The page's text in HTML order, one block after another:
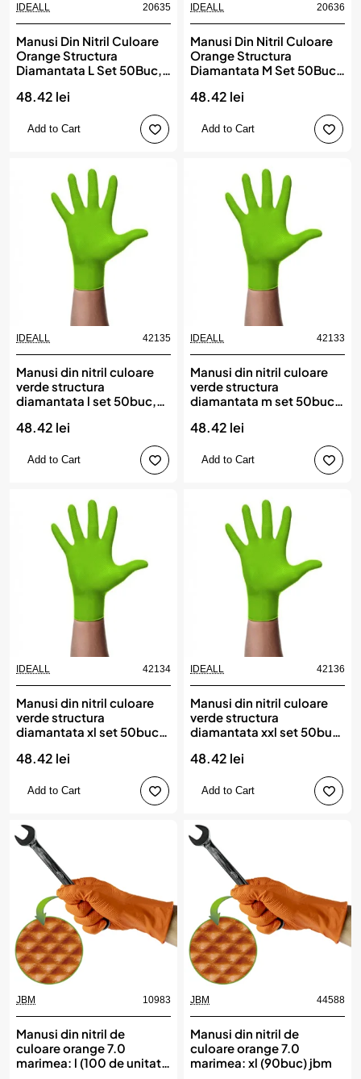
IDEALL 20635
Manusi Din Nitril Culoare
Orange Structura
Diamantata L Set 50Buc,
48.42 lei
Add to Cart
IDEALL 20636
Manusi Din Nitril Culoare
Orange Structura
Diamantata M Set 50Buc,
48.42 lei
Add to Cart
IDEALL 42135
Manusi din nitril culoare
verde structura
diamantata l set 50buc,
48.42 lei
Add to Cart
IDEALL 42133
Manusi din nitril culoare
verde structura
diamantata m set 50buc,
48.42 lei
Add to Cart
IDEALL 42134
Manusi din nitril culoare
verde structura
diamantata xl set 50buc,
48.42 lei
Add to Cart
IDEALL 42136
Manusi din nitril culoare
verde structura
diamantata xxl set 50buc,
48.42 lei
Add to Cart
JBM 10983
Manusi din nitril de
culoare orange 7.0
marimea: l (100 de unitati)
JBM 44588
Manusi din nitril de
culoare orange 7.0
marimea: xl (90buc) jbm